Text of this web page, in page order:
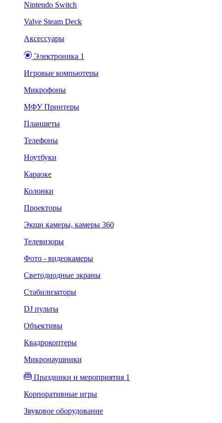
Nintendo Switch
Valve Steam Deck
Аксессуары
Электроника 1
Игровые компьютеры
Микрофоны
МФУ Принтеры
Планшеты
Телефоны
Ноутбуки
Караоке
Колонки
Проекторы
Экшн камеры, камеры 360
Телевизоры
Фото - видеокамеры
Светодиодные экраны
Стабилизаторы
DJ пульты
Объективы
Квадрокоптеры
Микронаушники
Праздники и мероприятия 1
Корпоративные игры
Звуковое оборудование